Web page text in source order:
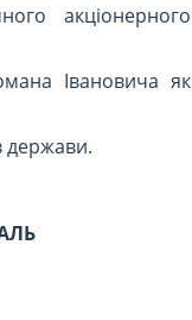
акціонерного
Івановича як
держави.